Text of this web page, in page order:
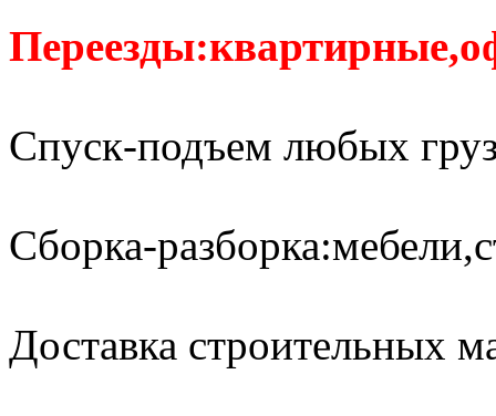
Спуск-подъем любых
Сборка-
Доставка строительных